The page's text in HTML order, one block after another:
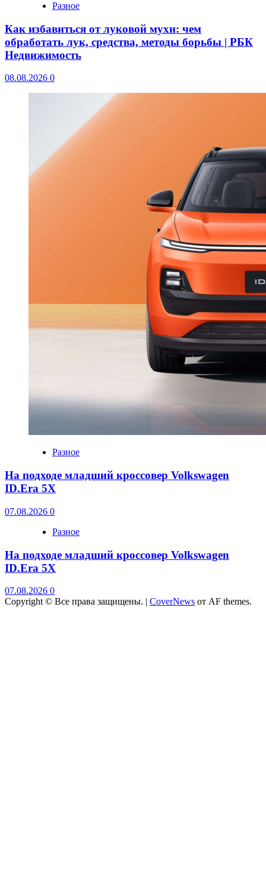
Разное
Как избавиться от луковой мухи: чем
обработать лук, средства, методы борьбы | РБК
Недвижимость
08.08.2026 0
Разное
На подходе младший кроссовер Volkswagen
ID.Era 5X
07.08.2026 0
Разное
На подходе младший кроссовер Volkswagen
ID.Era 5X
07.08.2026 0
Copyright © Все права защищены. | CoverNews от AF themes.